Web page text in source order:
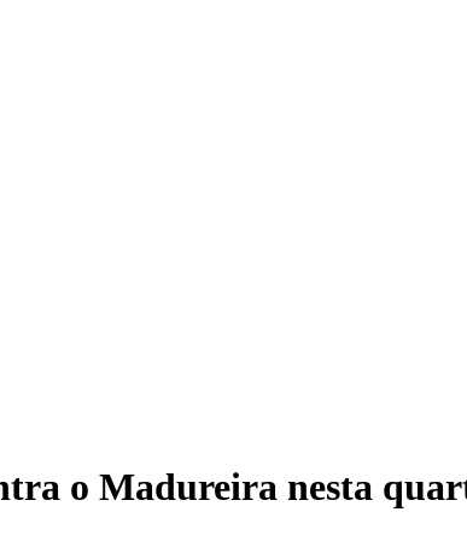
o Madureira nesta